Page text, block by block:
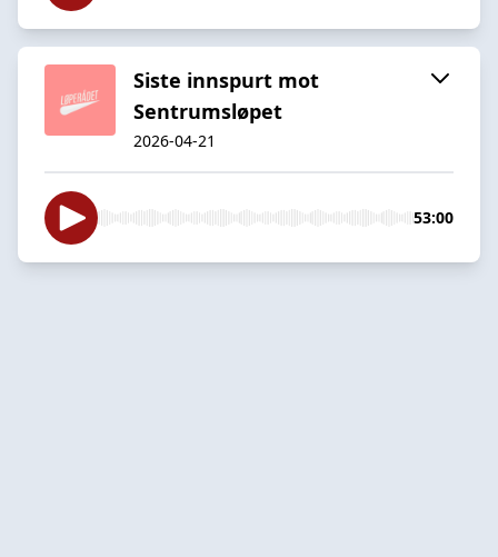
Siste innspurt mot
Sentrumsløpet
2026-04-21
53:00